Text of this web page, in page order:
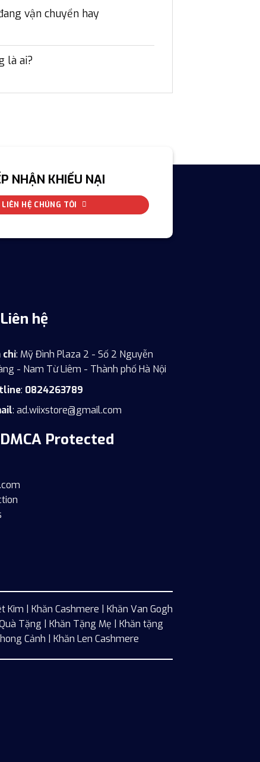
vận chuyển hay
là ai?
NHẬN KHIẾU NẠI
LIÊN HỆ CHÚNG TÔI
Liên hệ
chỉ: Mỹ Đình Plaza 2 - Số 2 Nguyễn
- Nam Từ Liêm - Thành phố Hà Nội
: 0824263789
: ad.wiixstore@gmail.com
DMCA Protected
Kim Khăn Cashmere | Khăn Van Gogh
Tặng | Khăn Tặng Mẹ | Khăn tặng
Cảnh | Khăn Len Cashmere